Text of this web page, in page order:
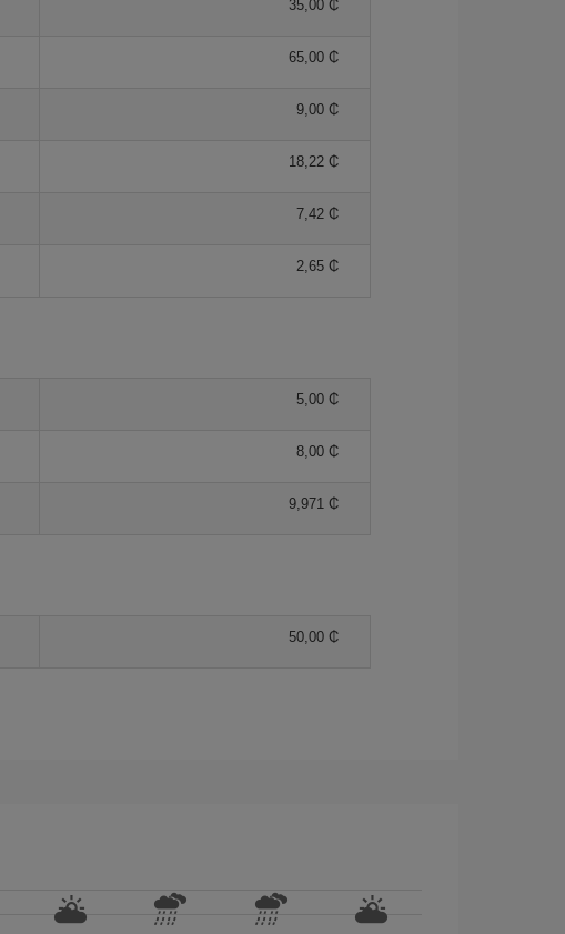
35,00 ₵
65,00 ₵
9,00 ₵
18,22 ₵
7,42 ₵
2,65 ₵
5,00 ₵
8,00 ₵
9,971 ₵
50,00 ₵